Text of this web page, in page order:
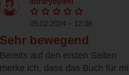
05.02.2024 – 12:36
Sehr bewegend
Bereits auf den ersten Seiten
merke ich, dass das Buch für